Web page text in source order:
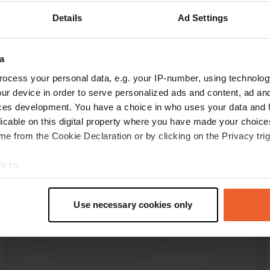
Details Ad Settings
your personal data, e.g. your IP-number, using
device in order to serve personalized ads and content, ad
development. You have a choice in who uses your data and
on this digital property where you have made your
from the Cookie Declaration or by clicking on the Privacy
to:
geographical location which can be accurate to within
personal data is processed and set your preferences in the
content and ads, to provide social media features and to
site with our social media, advertising and analytics
Use necessary cookies only
avis
W WimHartlief
Traduit par GoogleAfficher l'original